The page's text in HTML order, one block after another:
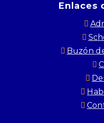
Enlaces
Buzón